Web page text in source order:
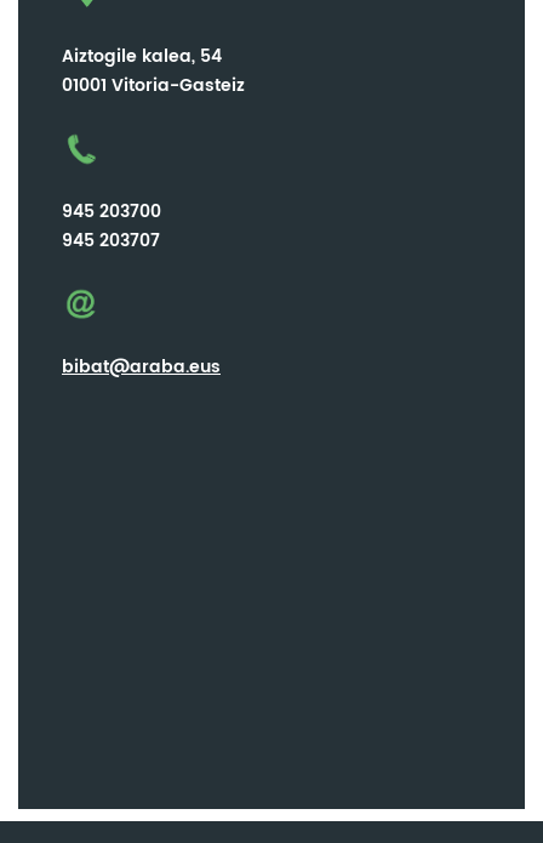
Aiztogile kalea, 54
01001 Vitoria-Gasteiz
945 203700
945 203707
bibat@araba.eus